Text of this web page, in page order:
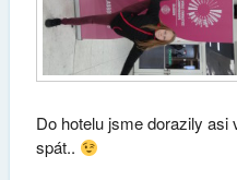
Do hotelu jsme dorazily asi
spát..